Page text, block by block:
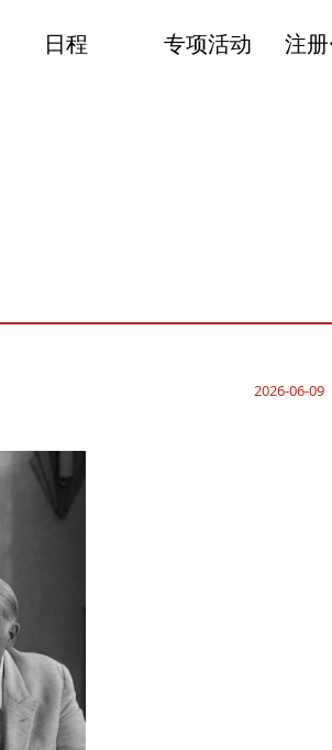
日程 专项活动 注册
2026-06-09